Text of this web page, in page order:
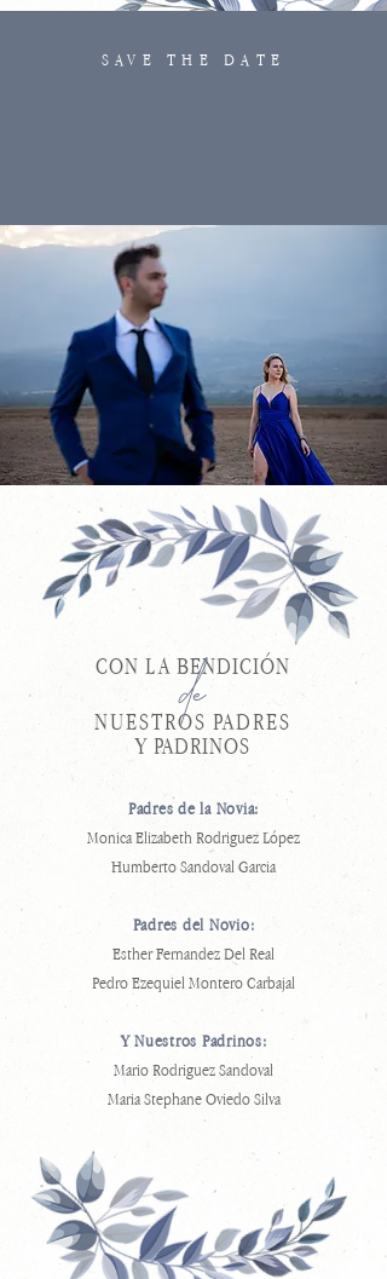
SAVE THE DATE
CON LA BENDICIÓN
NUESTROS PADRES
Y PADRINOS
de
Padres de la Novia:
Monica Elizabeth Rodriguez López
Humberto Sandoval Garcia
Padres del Novio:
Esther Fernandez Del Real
Pedro Ezequiel Montero Carbajal
Y Nuestros Padrinos:
Mario Rodriguez Sandoval
Maria Stephane Oviedo Silva